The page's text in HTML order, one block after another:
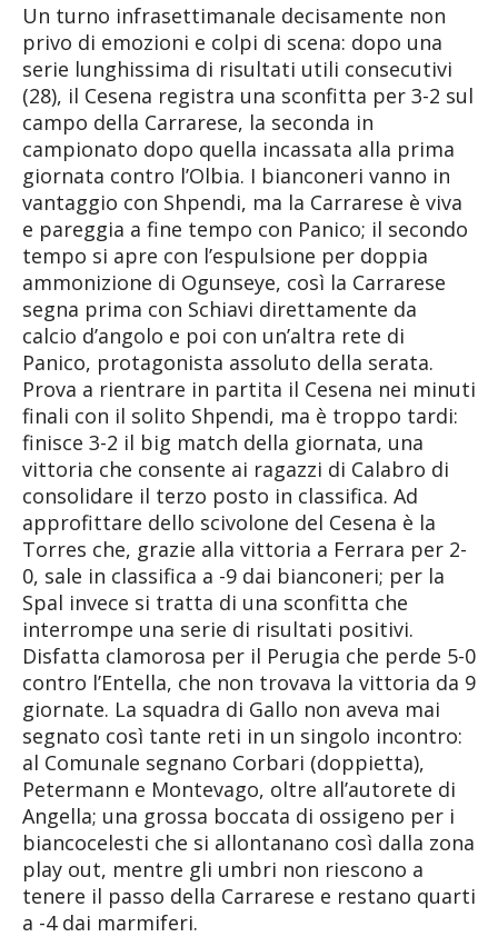
Un turno infrasettimanale decisamente non
privo di emozioni e colpi di scena: dopo una
serie lunghissima di risultati utili consecutivi
(28), il Cesena registra una sconfitta per 3-2 sul
campo della Carrarese, la seconda in
campionato dopo quella incassata alla prima
giornata contro l’Olbia. I bianconeri vanno in
vantaggio con Shpendi, ma la Carrarese è viva
e pareggia a fine tempo con Panico; il secondo
tempo si apre con l’espulsione per doppia
ammonizione di Ogunseye, così la Carrarese
segna prima con Schiavi direttamente da
calcio d’angolo e poi con un’altra rete di
Panico, protagonista assoluto della serata.
Prova a rientrare in partita il Cesena nei minuti
finali con il solito Shpendi, ma è troppo tardi:
finisce 3-2 il big match della giornata, una
vittoria che consente ai ragazzi di Calabro di
consolidare il terzo posto in classifica. Ad
approfittare dello scivolone del Cesena è la
Torres che, grazie alla vittoria a Ferrara per 2-
0, sale in classifica a -9 dai bianconeri; per la
Spal invece si tratta di una sconfitta che
interrompe una serie di risultati positivi.
Disfatta clamorosa per il Perugia che perde 5-0
contro l’Entella, che non trovava la vittoria da 9
giornate. La squadra di Gallo non aveva mai
segnato così tante reti in un singolo incontro:
al Comunale segnano Corbari (doppietta),
Petermann e Montevago, oltre all’autorete di
Angella; una grossa boccata di ossigeno per i
biancocelesti che si allontanano così dalla zona
play out, mentre gli umbri non riescono a
tenere il passo della Carrarese e restano quarti
a -4 dai marmiferi.